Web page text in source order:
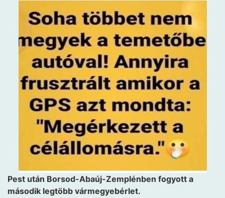
Pest után Borsod-Abaúj-Zemplénben fogyott a
második legtöbb vármegyebérlet.